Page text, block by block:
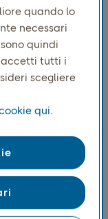
di
di
è una
europeo sia
che dei
quando lo
necessari
quindi
accetti tutti i
scegliere
qui.